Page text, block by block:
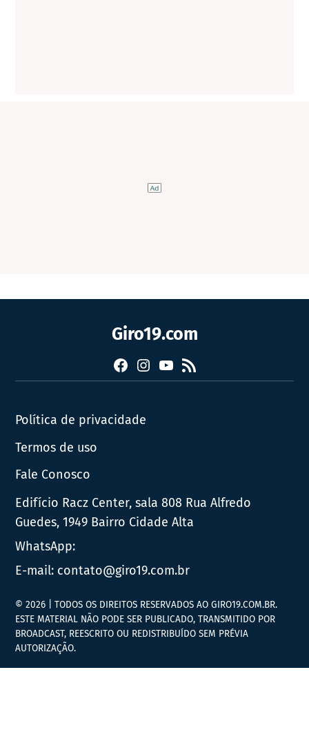
Giro19.com
Facebook
Instagram
YouTube
RSS
Política de privacidade
Termos de uso
Fale Conosco
Edifício Racz Center, sala 808 Rua Alfredo
Guedes, 1949 Bairro Cidade Alta
WhatsApp:
E-mail: contato@giro19.com.br
© 2026 | TODOS OS DIREITOS RESERVADOS AO GIRO19.COM.BR.
ESTE MATERIAL NÃO PODE SER PUBLICADO, TRANSMITIDO POR
BROADCAST, REESCRITO OU REDISTRIBUÍDO SEM PRÉVIA
AUTORIZAÇÃO.